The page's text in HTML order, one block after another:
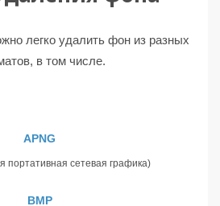
легко удалить фон из разных
в том числе.
APNG
портативная сетевая графика)
BMP